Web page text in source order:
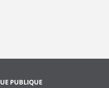
PUBLIQUE